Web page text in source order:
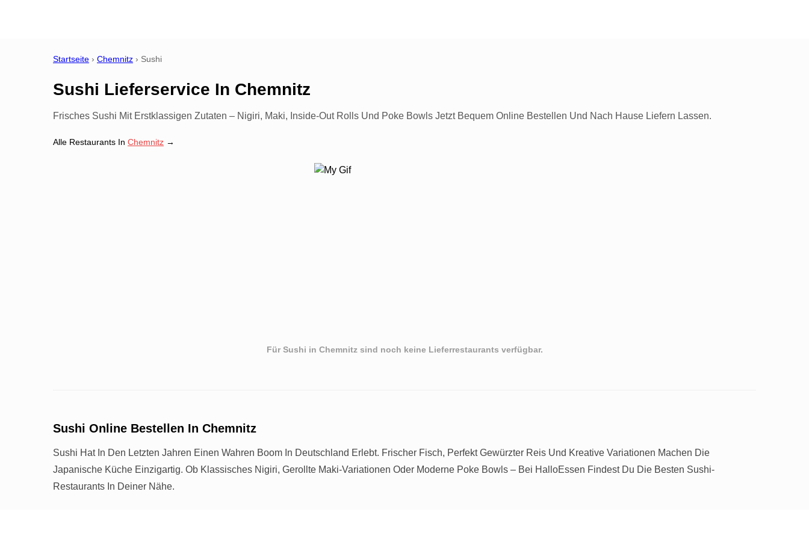
Startseite › Chemnitz › Sushi
Sushi Lieferservice In Chemnitz
Frisches Sushi Mit Erstklassigen Zutaten – Nigiri, Maki, Inside-Out Rolls Und Poke Bowls Jetzt Bequem Online Bestellen Und Nach Hause Liefern Lassen.
Alle Restaurants In Chemnitz →
Für Sushi in Chemnitz sind noch keine Lieferrestaurants verfügbar.
Sushi Online Bestellen In Chemnitz
Sushi Hat In Den Letzten Jahren Einen Wahren Boom In Deutschland Erlebt. Frischer Fisch, Perfekt Gewürzter Reis Und Kreative Variationen Machen Die
Japanische Küche Einzigartig. Ob Klassisches Nigiri, Gerollte Maki-Variationen Oder Moderne Poke Bowls – Bei HalloEssen Findest Du Die Besten Sushi-
Restaurants In Deiner Nähe.